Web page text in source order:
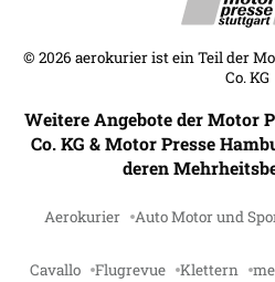
© 2026 aerokurier ist ein Teil der
Co. KG
Weitere Angebote der Motor
Co. KG & Motor Presse
deren
Aerokurier Auto Motor und
Cavallo Flugrevue Klettern